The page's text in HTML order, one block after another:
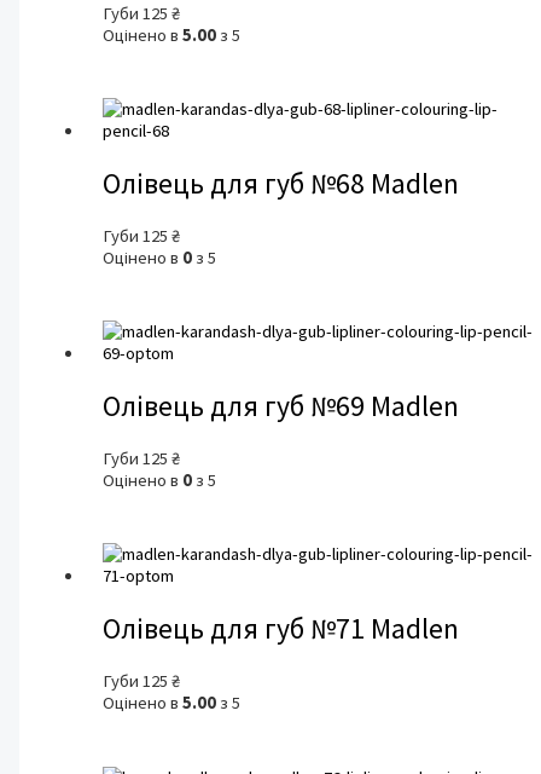
Губи 125₴
Оцінено в5.00 з 5
Олівець для губ №68 Madlen
Губи125₴
Оцінено в 0 з 5
Олівець для губ №69 Madlen
Губи125₴
Оцінено в 0 з 5
Олівець для губ №71 Madlen
Губи125₴
Оцінено в5.00 з 5